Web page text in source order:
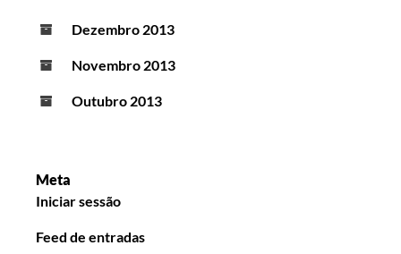
Dezembro 2013
Novembro 2013
Outubro 2013
Meta
Iniciar sessão
Feed de entradas